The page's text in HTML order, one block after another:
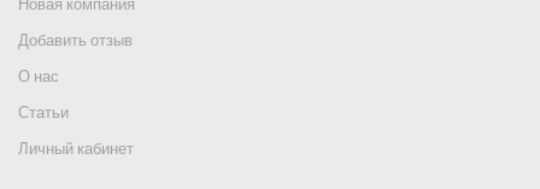
Новая компания
Добавить отзыв
О нас
Статьи
Личный кабинет